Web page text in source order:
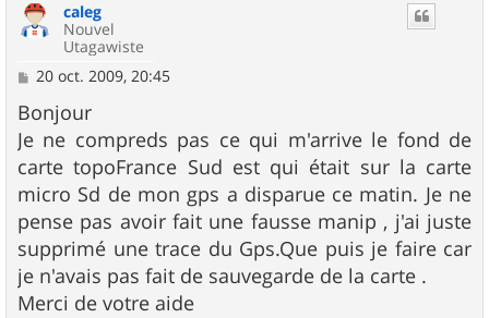
caleg
Nouvel
Utagawiste
M
s
s
a
g
e
20 oct. 2009, 20:45
Bonjour
Je ne compreds pas ce qui m'arrive le fond de
carte topoFrance Sud est qui était sur la carte
micro Sd de mon gps a disparue ce matin. Je ne
pense pas avoir fait une fausse manip , j'ai juste
supprimé une trace du Gps.Que puis je faire car
je n'avais pas fait de sauvegarde de la carte .
Merci de votre aide